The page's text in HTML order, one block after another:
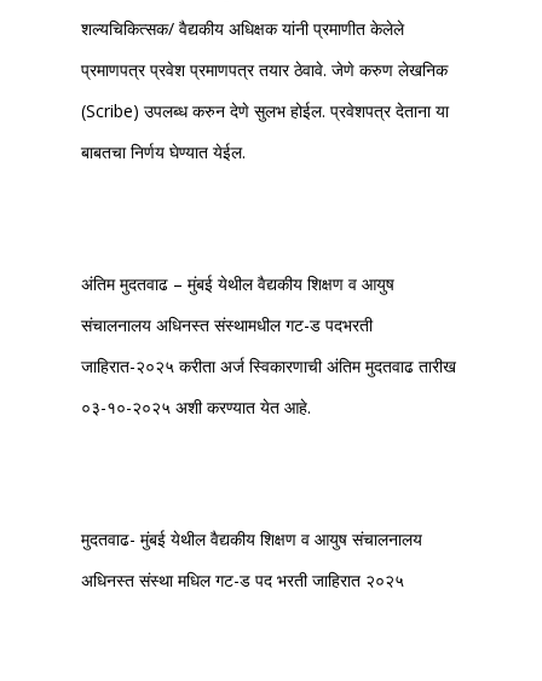
शल्यचिकित्सक/ वैद्यकीय अधिक्षक यांनी प्रमाणीत केलेले
प्रमाणपत्र प्रवेश प्रमाणपत्र तयार ठेवावे. जेणे करुण लेखनिक
(Scribe) उपलब्ध करुन देणे सुलभ होईल. प्रवेशपत्र देताना या
बाबतचा निर्णय घेण्यात येईल.
अंतिम मुदतवाढ – मुंबई येथील वैद्यकीय शिक्षण व आयुष
संचालनालय अधिनस्त संस्थामधील गट-ड पदभरती
जाहिरात-२०२५ करीता अर्ज स्विकारणाची अंतिम मुदतवाढ तारीख
०३-१०-२०२५ अशी करण्यात येत आहे.
मुदतवाढ- मुंबई येथील वैद्यकीय शिक्षण व आयुष संचालनालय
अधिनस्त संस्था मधिल गट-ड पद भरती जाहिरात २०२५